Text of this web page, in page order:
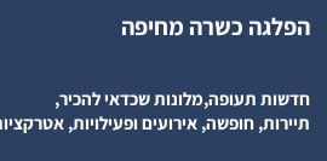
הפלגה כשרה מחיפה
חדשות תעופה,מלונות שכדאי להכיר,
תיירות, חופשה, אירועים ופעילויות,